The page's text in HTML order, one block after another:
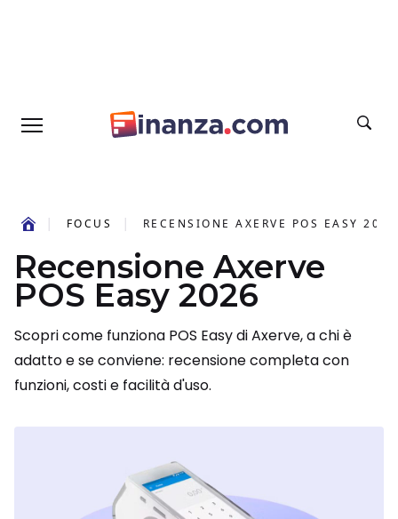
FOCUS RECENSIONE AXERVE POS EASY 2026
Recensione Axerve
POS Easy 2026
Scopri come funziona POS Easy di Axerve, a chi è
adatto e se conviene: recensione completa con
funzioni, costi e facilità d'uso.